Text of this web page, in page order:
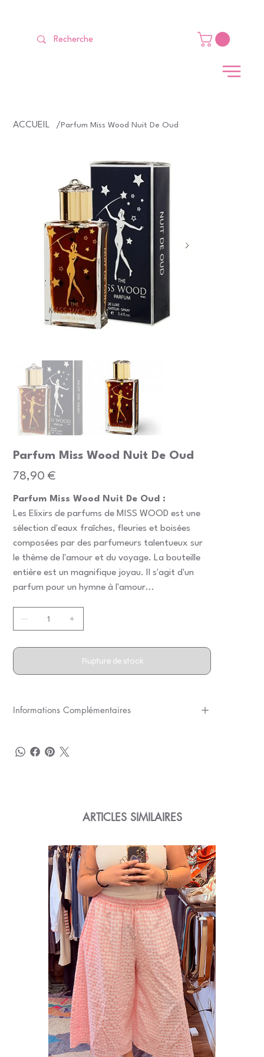
ACCUEIL /Parfum Miss Wood Nuit De Oud
Parfum Miss Wood Nuit De Oud
Prix
78,90 €
Parfum Miss Wood Nuit De Oud :
Les Elixirs de parfums de MISS WOOD est une
sélection d'eaux fraîches, fleuries et boisées
composées par des parfumeurs talentueux sur
le thème de l'amour et du voyage. La bouteille
entière est un magnifique joyau. Il s'agit d'un
parfum pour un hymne à l'amour...
Rupture de stock
Informations Complémentaires
ARTICLES SIMILAIRES